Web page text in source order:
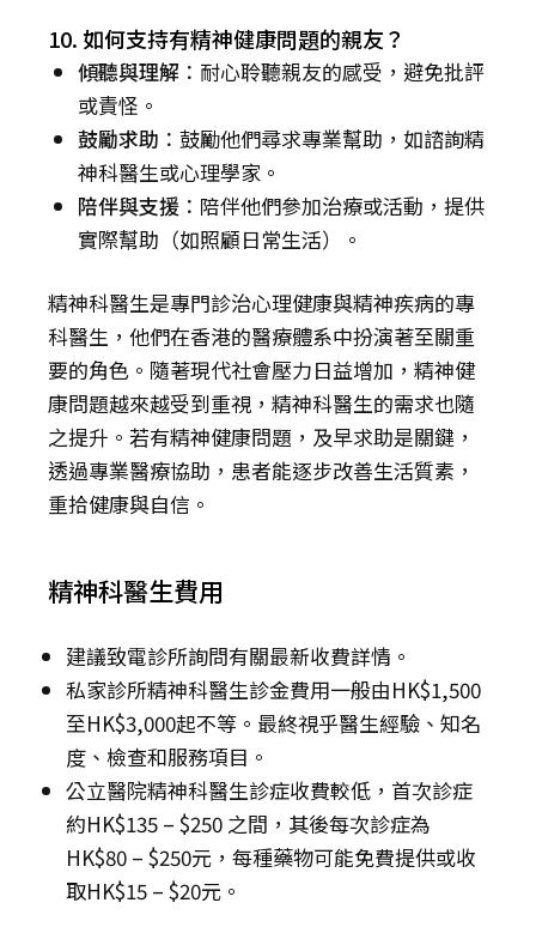
10. 如何支持有精神健康問題的親友？
傾聽與理解 ：耐心聆聽親友的感受，避免批評
或責怪。
鼓勵求助 ：鼓勵他們尋求專業幫助，如諮詢精
神科醫生或心理學家。
陪伴與支援 ：陪伴他們參加治療或活動，提供
實際幫助（如照顧日常生活）。
精神科醫生是專門診治心理健康與精神疾病的專
科醫生，他們在香港的醫療體系中扮演著至關重
要的角色。隨著現代社會壓力日益增加，精神健
康問題越來越受到重視，精神科醫生的需求也隨
之提升。若有精神健康問題，及早求助是關鍵，
透過專業醫療協助，患者能逐步改善生活質素，
重拾健康與自信。
精神科醫生費用
建議致電診所詢問有關最新收費詳情。
私家診所精神科醫生診金費用一般由HK$1,500
至HK$3,000起不等。最終視乎醫生經驗、知名
度、檢查和服務項目。
公立醫院精神科醫生診症收費較低，首次診症
約HK$135 – $250 之間，其後每次診症為
HK$80 – $250元，每種藥物可能免費提供或收
取HK$15 – $20元。